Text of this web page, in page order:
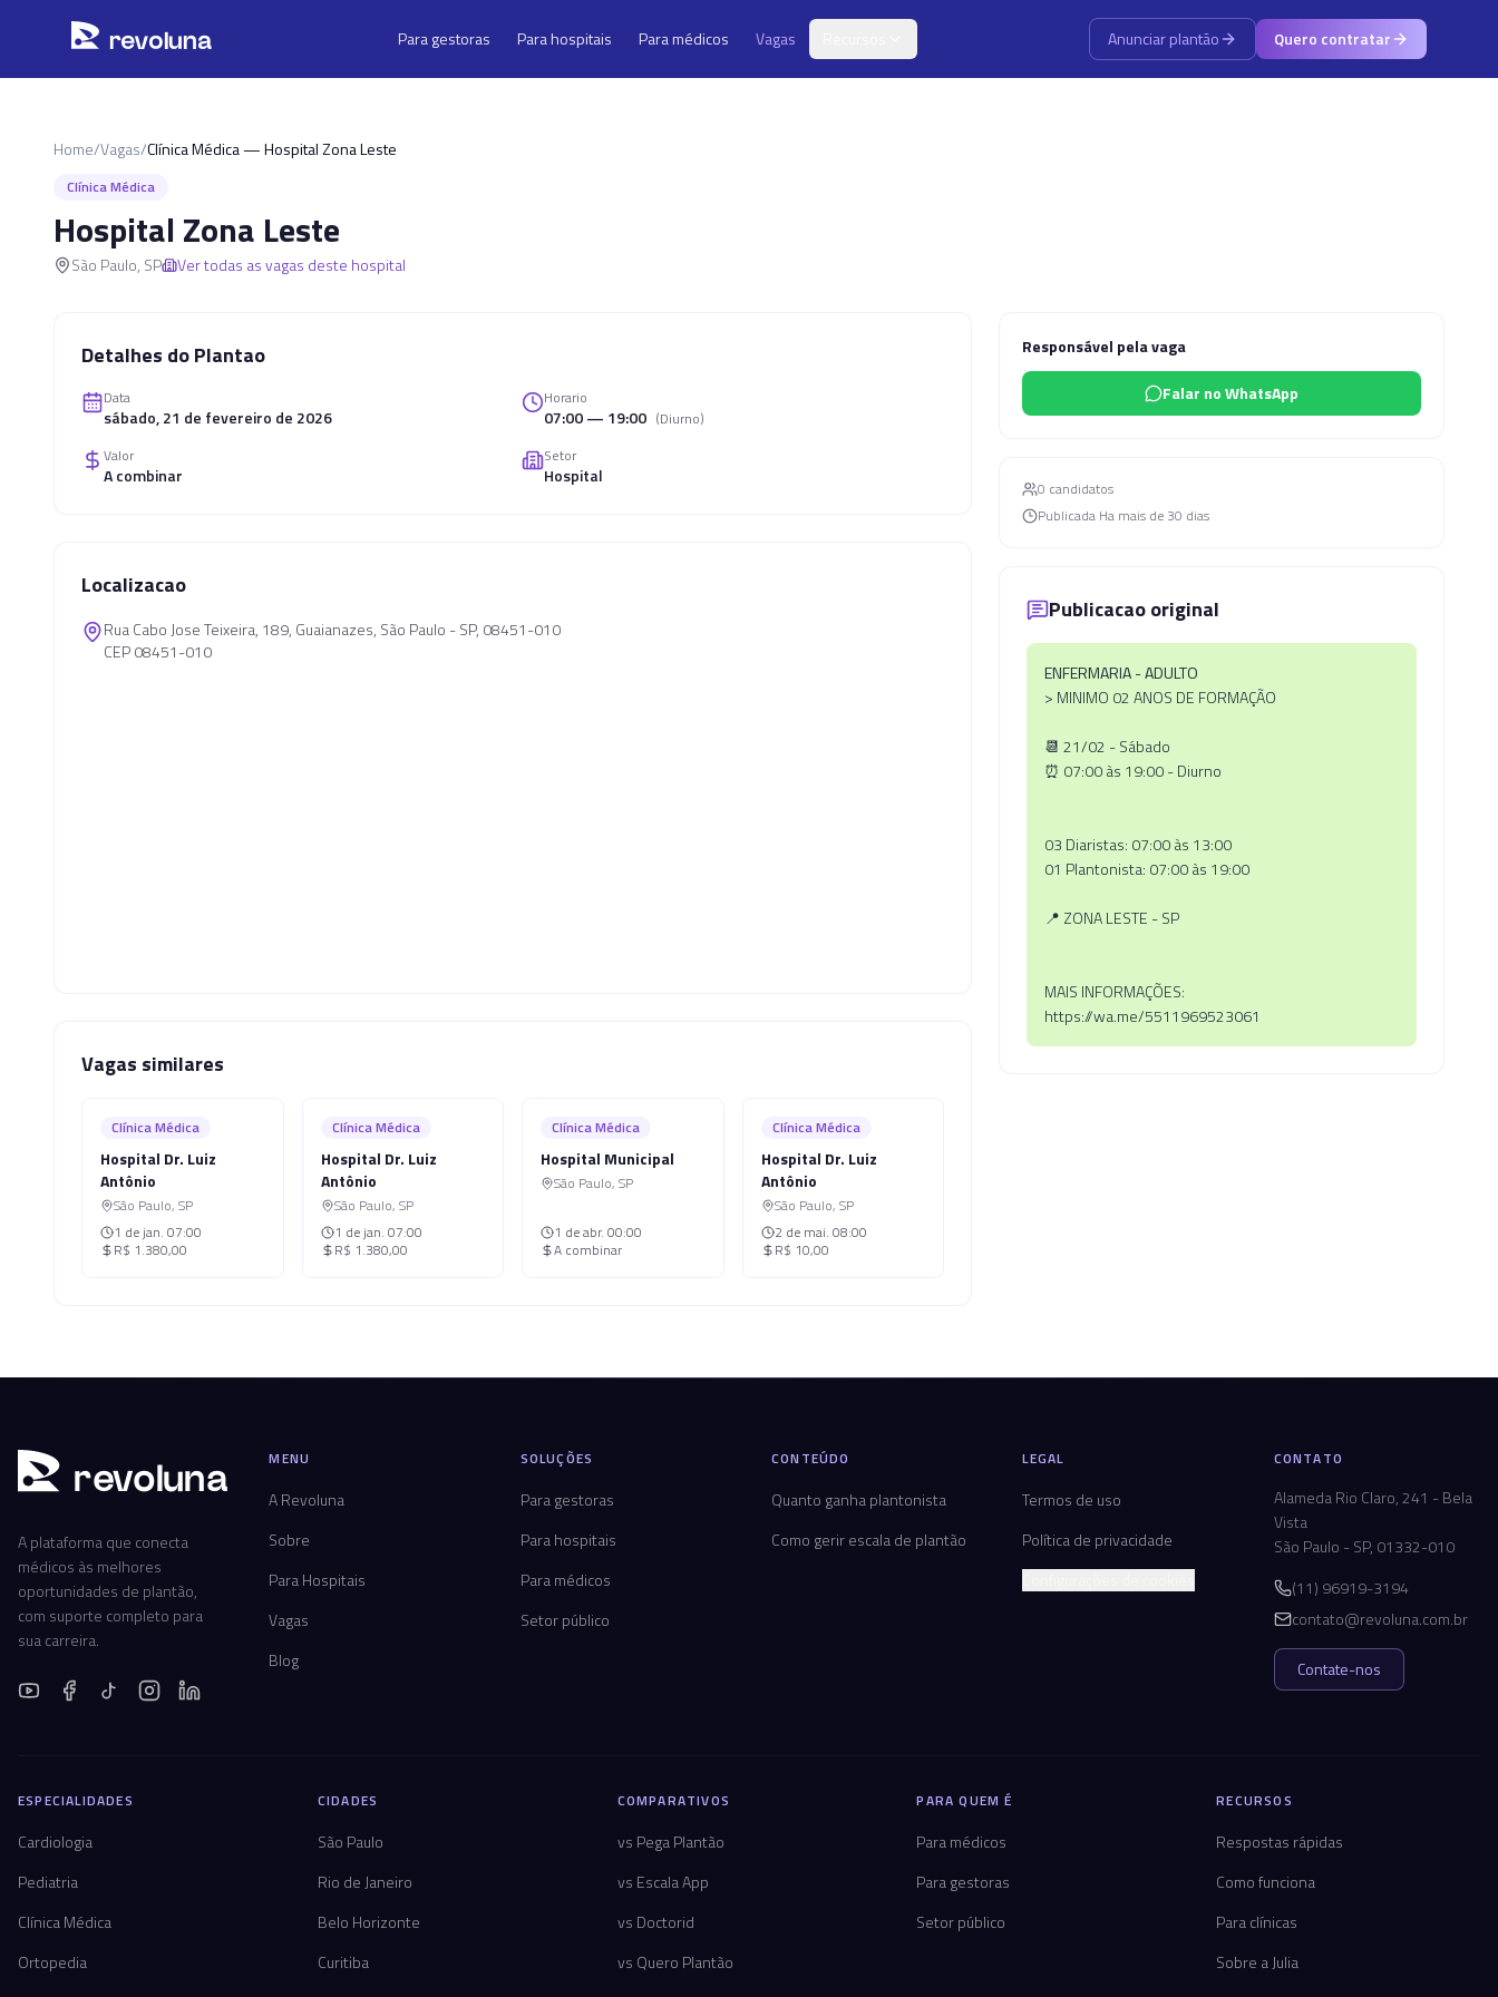
revoluna Para gestoras Para hospitais Para médicos Vagas Anunciar plantão Quero contratar
Home/Vagas/Clínica Médica — Hospital Zona Leste
Clínica Médica
Hospital Zona Leste
São Paulo, SP Ver todas as vagas deste hospital
Detalhes do Plantao
Data
sábado, 21 de fevereiro de 2026
Horario
07:00 — 19:00 (Diurno)
Valor
A combinar
Setor
Hospital
Localizacao
Rua Cabo Jose Teixeira, 189, Guaianazes, São Paulo - SP, 08451-010
CEP 08451-010
Vagas similares
Clínica Médica
Hospital Dr. Luiz
Antônio
São Paulo, SP
1 de jan. 07:00
R$ 1.380,00
Clínica Médica
Hospital Dr. Luiz
Antônio
São Paulo, SP
1 de jan. 07:00
R$ 1.380,00
Clínica Médica
Hospital Municipal
São Paulo, SP
1 de abr. 00:00
A combinar
Clínica Médica
Hospital Dr. Luiz
Antônio
São Paulo, SP
2 de mai. 08:00
R$ 10,00
Responsável pela vaga
Falar no WhatsApp
0 candidatos
Publicada Ha mais de 30 dias
Publicacao original
ENFERMARIA - ADULTO
> MINIMO 02 ANOS DE FORMAÇÃO
📆 21/02 - Sábado
⏰ 07:00 às 19:00 - Diurno
03 Diaristas: 07:00 às 13:00
01 Plantonista: 07:00 às 19:00
📍 ZONA LESTE - SP
MAIS INFORMAÇÕES:
https://wa.me/5511969523061
revoluna
A plataforma que conecta
médicos às melhores
oportunidades de plantão,
com suporte completo para
sua carreira.
MENU
A Revoluna
Sobre
Para Hospitais
Vagas
Blog
SOLUÇÕES
Para gestoras
Para hospitais
Para médicos
Setor público
CONTEÚDO
Quanto ganha plantonista
Como gerir escala de plantão
LEGAL
Termos de uso
Política de privacidade
CONTATO
Alameda Rio Claro, 241 - Bela
Vista
São Paulo - SP, 01332-010
(11) 96919-3194
contato@revoluna.com.br
Contate-nos
ESPECIALIDADES
Cardiologia
Pediatria
Clínica Médica
Ortopedia
CIDADES
São Paulo
Rio de Janeiro
Belo Horizonte
Curitiba
COMPARATIVOS
vs Pega Plantão
vs Escala App
vs Doctorid
vs Quero Plantão
PARA QUEM É
Para médicos
Para gestoras
Setor público
RECURSOS
Respostas rápidas
Como funciona
Para clínicas
Sobre a Julia